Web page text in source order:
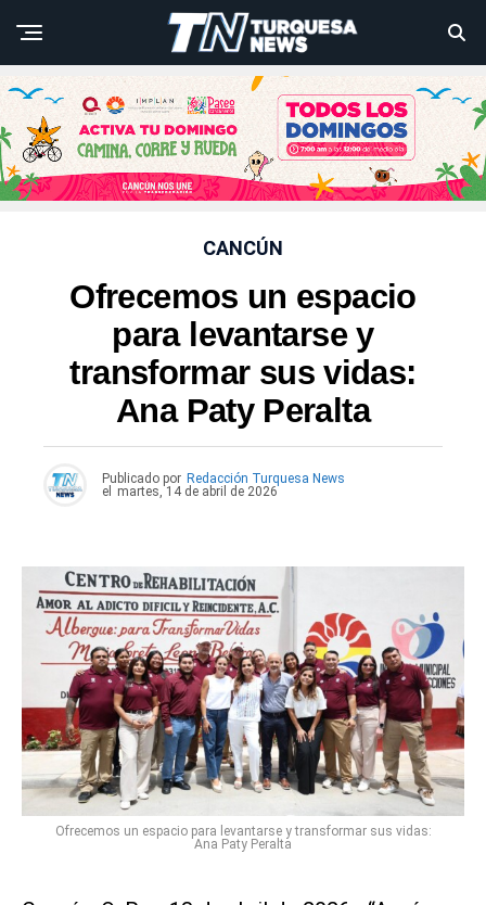
CANCÚN
Ofrecemos un espacio
para levantarse y
transformar sus vidas:
Ana Paty Peralta
Publicado por Redacción Turquesa News
el
martes, 14 de abril de 2026
Ofrecemos un espacio para levantarse y transformar sus vidas:
Ana Paty Peralta